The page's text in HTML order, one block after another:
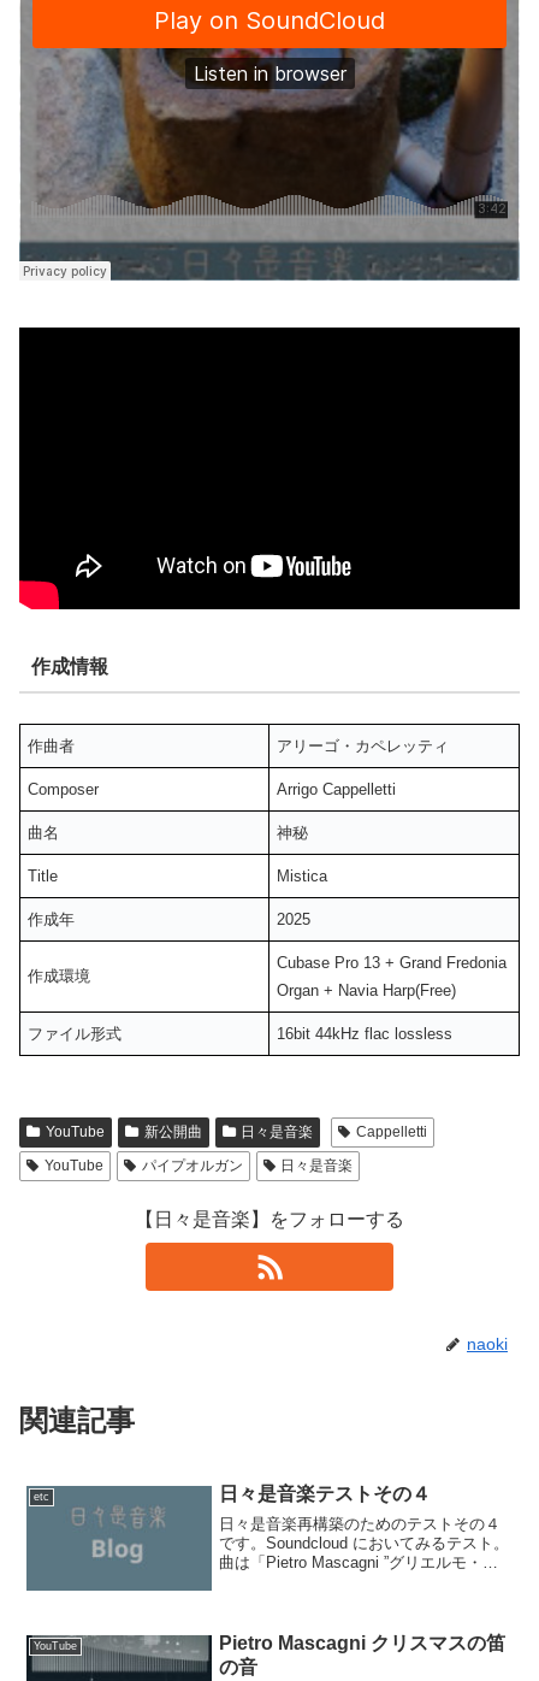
作成情報
作曲者 アリーゴ・カペレッティ
Composer Arrigo Cappelletti
曲名 神秘
Title Mistica
作成年 2025
作成環境
Cubase Pro 13 + Grand Fredonia
Organ + Navia Harp(Free)
ファイル形式 16bit 44kHz flac lossless
YouTube 新公開曲 日々是音楽
Cappelletti
YouTube
パイプオルガン 日々是音楽
【日々是音楽】をフォローする
naoki
関連記事
etc 日々是音楽テストその４
日々是音楽再構築のためのテストその４
です。Soundcloud においてみるテスト。
曲は「Pietro Mascagni ”グリエルモ・ラ
YouTube
Pietro Mascagni クリスマスの笛
の音